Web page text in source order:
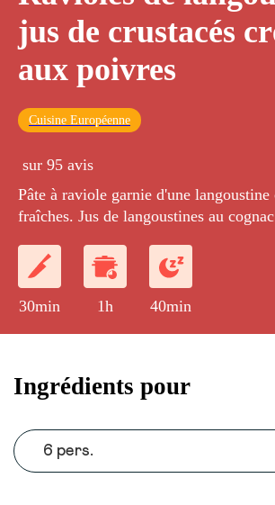
jus de crustacés
aux poivres
Cuisine Européenne
sur 95 avis
Pâte à raviole garnie d'une langoustine
fraîches. Jus de langoustines au cognac crémé et infusé
30min 1h 40min
Ingrédients pour
6 pers.